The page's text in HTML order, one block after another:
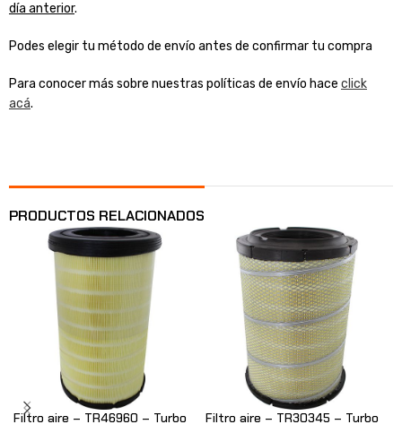
día anterior.
Podes elegir tu método de envío antes de confirmar tu compra
Para conocer más sobre nuestras políticas de envío hace click
acá.
PRODUCTOS RELACIONADOS
Filtro aire – TR46960 – Turbo Filtro aire – TR30345 – Turbo